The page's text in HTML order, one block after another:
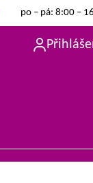
po – pá: 8:00 –